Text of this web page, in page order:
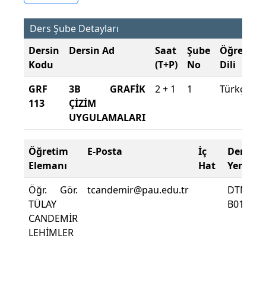
Ders Şube Detayları
Dersin
Kodu
Dersin Ad
Saat
(T+P)
Şube
No
Öğretim
Dili
GRF
113
3B GRAFİK
ÇİZİM
UYGULAMALARI
2 + 1 1 Türkçe
Öğretim
Elemanı
E-Posta
İç
Hat
Ders
Yeri
Öğr. Gör.
TÜLAY
CANDEMİR
LEHİMLER
tcandemir@pau.edu.tr
DTMYO
B0106